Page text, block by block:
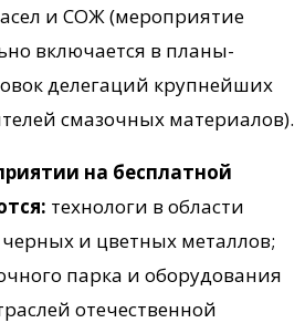
и СОЖ (мероприятие
включается в планы-
делегаций крупнейших
смазочных материалов).
на бесплатной
технологи в области
и цветных металлов;
парка и оборудования
отечественной